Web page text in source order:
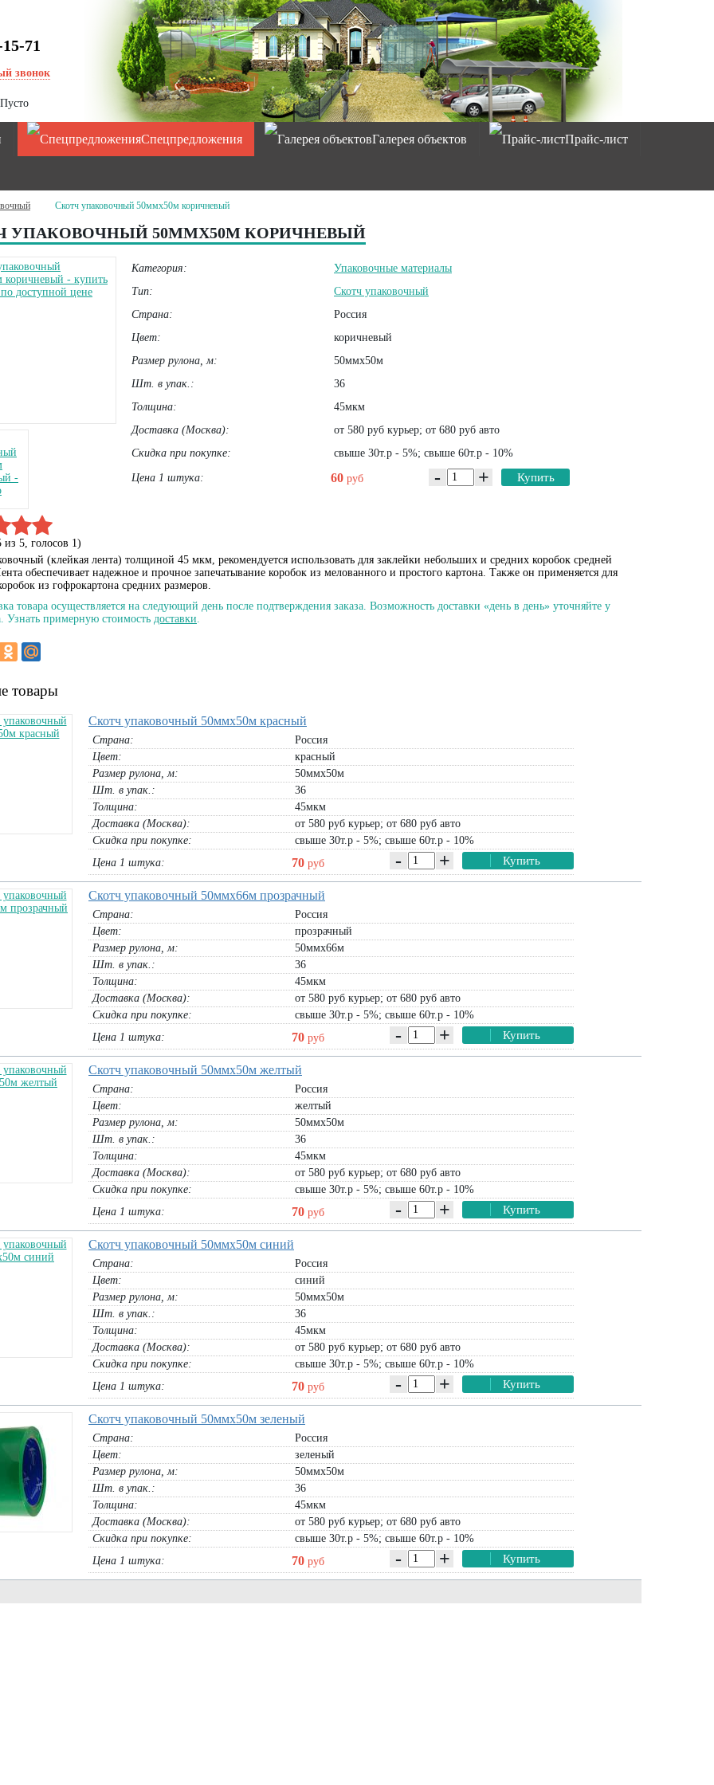
71
звонок
Пусто
Спецпредложения Галерея объектов Прайс-лист
Скотч упаковочный 50ммх50м коричневый
УПАКОВОЧНЫЙ 50ММХ50М КОРИЧНЕВЫЙ
X-
Pro50 (5х5мм) 160 гр/м.кв
для фасадных работ
Полог брезентовый 3х5м огнеупорный
с люверсами
В корзину
п/э техническая СЭП 100мкм
3х100м (рукав 1,5м):2240руб
В корзину
БЛ-15/9 Бордюрная лента Гофра выс
рулон 0,15х9м коричневый:540руб
из 5, голосов 1)
Категория:
Упаковочные материалы
Тип:
Скотч упаковочный
Страна:
Россия
Цвет:
коричневый
Размер рулона, м:
50ммх50м
Шт. в упак.:
36
Толщина:
45мкм
Доставка (Москва):
от 580 руб курьер; от 680 руб авто
Скидка при покупке:
свыше 30т.р - 5%; свыше 60т.р - 10%
Цена 1 штука: 60 руб - + Купить
(клейкая лента) толщиной 45 мкм, рекомендуется использовать для заклейки небольших и средних коробок средней
обеспечивает надежное и прочное запечатывание коробок из мелованного и простого картона. Также он применяется для
из гофрокартона средних размеров.
товара осуществляется на следующий день после подтверждения заказа. Возможность доставки «день в день» уточняйте у
Узнать примерную стоимость доставки.
товары
Скотч упаковочный 50ммх50м красный
Страна:
Россия
Цвет:
красный
Размер рулона, м:
50ммх50м
Шт. в упак.:
36
Толщина:
45мкм
Доставка (Москва):
от 580 руб курьер; от 680 руб авто
Скидка при покупке:
свыше 30т.р - 5%; свыше 60т.р - 10%
Цена 1 штука:
70 руб - + Купить
Скотч упаковочный 50ммх66м прозрачный
Страна:
Россия
Цвет:
прозрачный
Размер рулона, м:
50ммх66м
Шт. в упак.:
36
Толщина:
45мкм
Доставка (Москва):
от 580 руб курьер; от 680 руб авто
Скидка при покупке:
свыше 30т.р - 5%; свыше 60т.р - 10%
Цена 1 штука:
70 руб - + Купить
Скотч упаковочный 50ммх50м желтый
Страна:
Россия
Цвет:
желтый
Размер рулона, м:
50ммх50м
Шт. в упак.:
36
Толщина:
45мкм
Доставка (Москва):
от 580 руб курьер; от 680 руб авто
Скидка при покупке:
свыше 30т.р - 5%; свыше 60т.р - 10%
Цена 1 штука:
70 руб - + Купить
Скотч упаковочный 50ммх50м синий
Страна:
Россия
Цвет:
синий
Размер рулона, м:
50ммх50м
Шт. в упак.:
36
Толщина:
45мкм
Доставка (Москва):
от 580 руб курьер; от 680 руб авто
Скидка при покупке:
свыше 30т.р - 5%; свыше 60т.р - 10%
Цена 1 штука:
70 руб - + Купить
Скотч упаковочный 50ммх50м зеленый
Страна:
Россия
Цвет:
зеленый
Размер рулона, м:
50ммх50м
Шт. в упак.:
36
Толщина:
45мкм
Доставка (Москва):
от 580 руб курьер; от 680 руб авто
Скидка при покупке:
свыше 30т.р - 5%; свыше 60т.р - 10%
Цена 1 штука:
70 руб - + Купить